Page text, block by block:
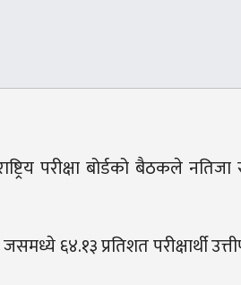
परीक्षा बोर्डको बैठकले नतिजा
६४.१३ प्रतिशत परीक्षार्थी